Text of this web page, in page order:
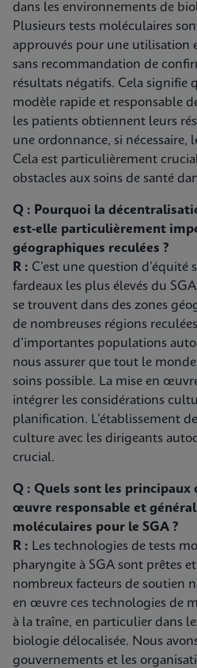
dans les environnements de
Plusieurs tests moléculaires
approuvés pour une utilisation
sans recommandation de
résultats négatifs. Cela signifie
modèle rapide et responsable
les patients obtiennent leurs
une ordonnance, si nécessaire,
Cela est particulièrement
obstacles aux soins de santé
Q : Pourquoi la
est-elle particulièrement
géographiques reculées ?
R : C’est une question d’équité
fardeaux les plus élevés du
se trouvent dans des zones
de nombreuses régions
d’importantes populations
nous assurer que tout le
soins possible. La mise en
intégrer les considérations
planification. L’établissement
culture avec les dirigeants
crucial.
Q : Quels sont les principaux
œuvre responsable et
moléculaires pour le SGA ?
R : Les technologies de tests
pharyngite à SGA sont prêtes
nombreux facteurs de soutien
en œuvre ces technologies de
à la traîne, en particulier dans
biologie délocalisée. Nous
gouvernements et les